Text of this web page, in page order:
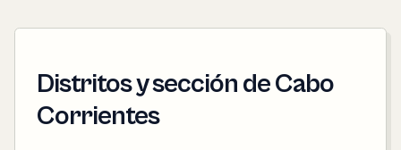
Distritos y sección de Cabo
Corrientes